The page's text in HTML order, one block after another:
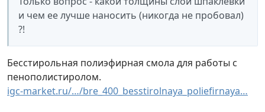
и чем ее лучше наносить (никогда не пробовал)
?!
Бесстирольная полиэфирная смола для работы с
пенополистиролом.
igc-market.ru/…/bre_400_besstirolnaya_poliefirnaya…